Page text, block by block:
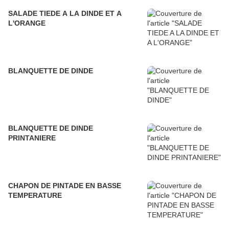
SALADE TIEDE A LA DINDE ET A
L'ORANGE
BLANQUETTE DE DINDE
BLANQUETTE DE DINDE
PRINTANIERE
CHAPON DE PINTADE EN BASSE
TEMPERATURE